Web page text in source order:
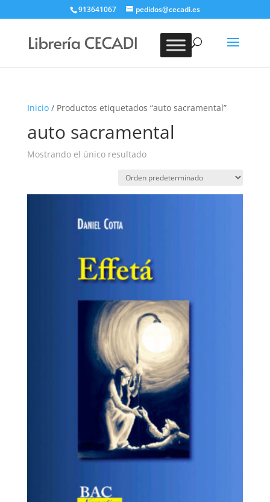
913641067 pedidos@cecadi.es
BUSCAR
Inicio/ Productos etiquetados “auto sacramental”
auto sacramental
Mostrando el único resultado